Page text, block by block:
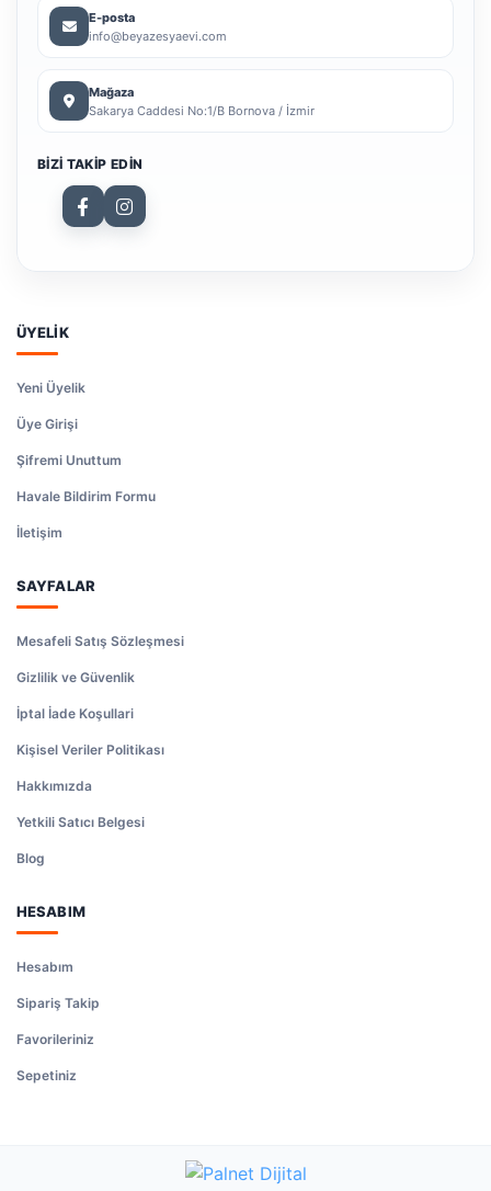
E-posta
info@beyazesyaevi.com
Mağaza
Sakarya Caddesi No:1/B Bornova / İzmir
BIZI TAKIP EDIN
ÜYELİK
Yeni Üyelik
Üye Girişi
Şifremi Unuttum
Havale Bildirim Formu
İletişim
SAYFALAR
Mesafeli Satış Sözleşmesi
Gizlilik ve Güvenlik
İptal İade Koşullari
Kişisel Veriler Politikası
Hakkımızda
Yetkili Satıcı Belgesi
Blog
HESABIM
Hesabım
Sipariş Takip
Favorileriniz
Sepetiniz